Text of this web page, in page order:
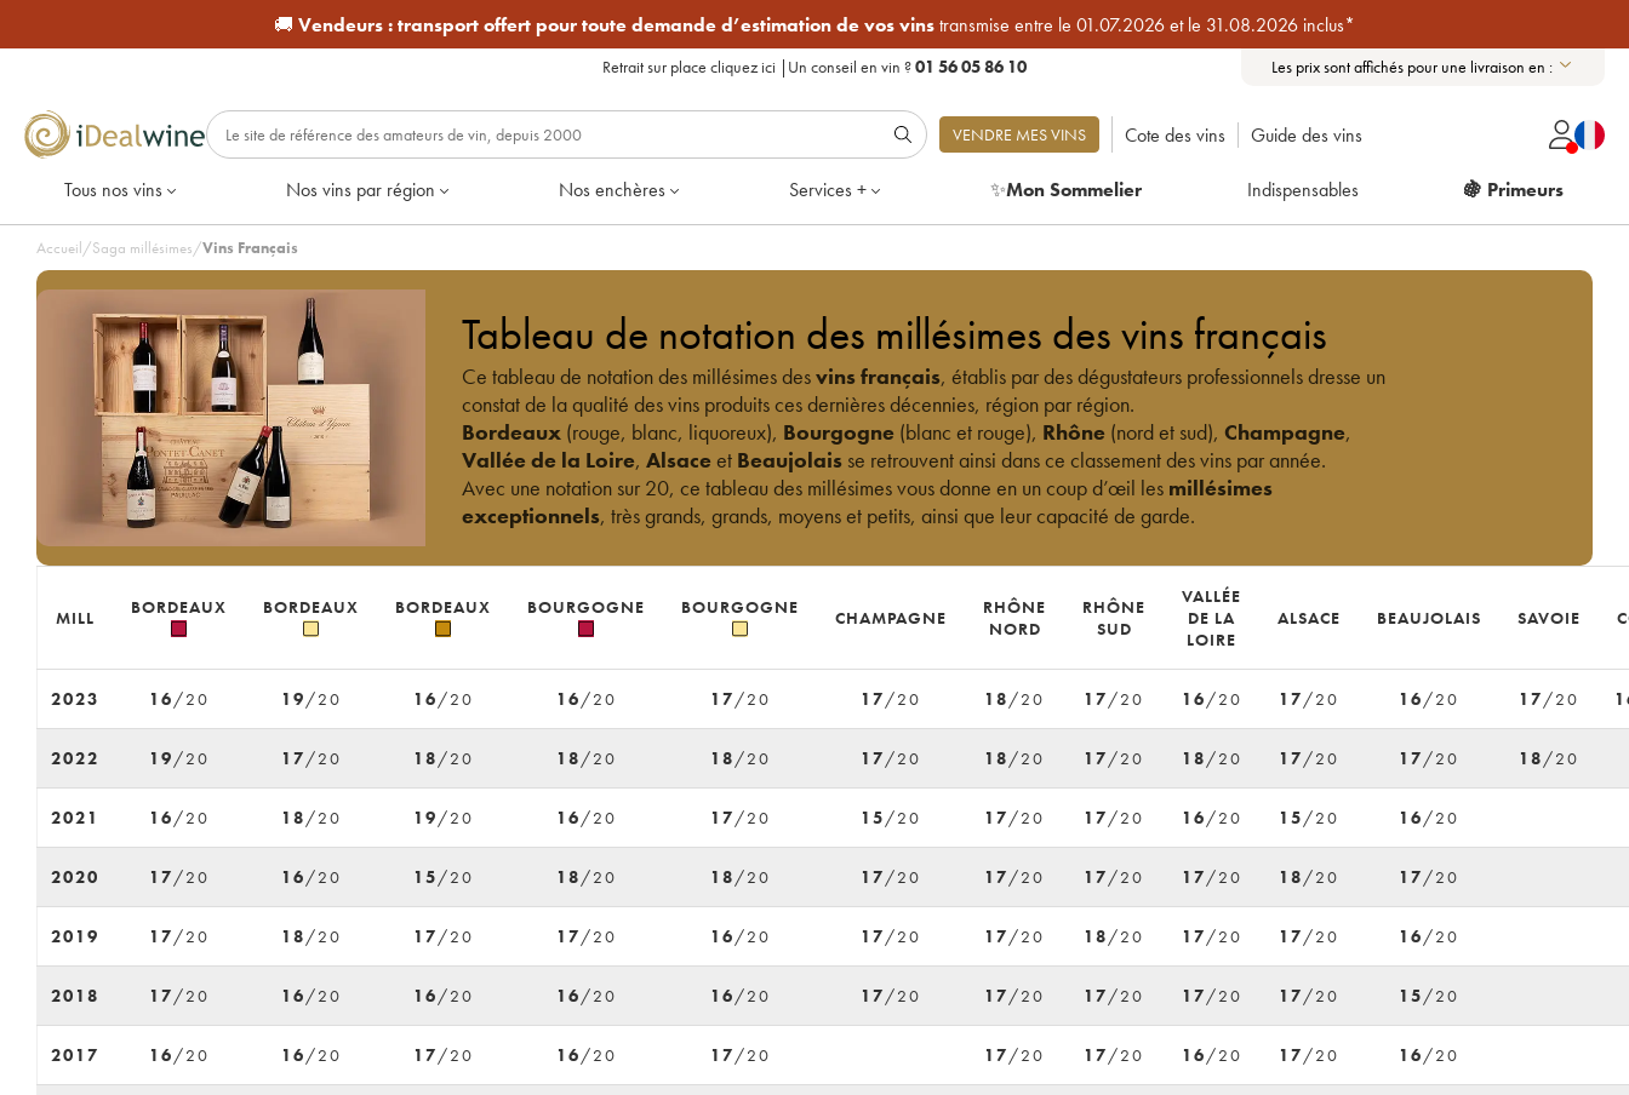
🚚 Vendeurs :transport offert pour toute demande d’estimation de vos vinstransmise entre le 01.07.2026 et le 31.08.2026 inclus*
Retrait sur place cliquez ici | Un conseil en vin ?01 56 05 86 10 Les prix sont affichés pour une livraison en :
VENDRE MES VINS Cote des vins Guide des vins
Tous nos vins Nos vins par région Nos enchères Services + ✨Mon Sommelier Indispensables 🍇 Primeurs
Accueil/Saga millésimes/Vins Français
Tableau de notation des millésimes des vins français
Ce tableau de notation des millésimes desvins français, établis par des dégustateurs professionnels dresse un
constat de la qualité des vins produits ces dernières décennies, région par région.
Bordeaux (rouge, blanc, liquoreux), Bourgogne (blanc et rouge), Rhône (nord et sud), Champagne,
Vallée de la Loire, Alsaceet Beaujolais se retrouvent ainsi dans ce classement des vins par année.
Avec une notation sur 20, ce tableau des millésimes vous donne en un coup d’œil les millésimes
exceptionnels, très grands, grands, moyens et petits, ainsi que leur capacité de garde.
MILL BORDEAUX BORDEAUX BORDEAUX BOURGOGNE BOURGOGNE CHAMPAGNE
RHÔNE
NORD
RHÔNE
SUD
VALLÉE
DE LA
LOIRE
ALSACE BEAUJOLAIS SAVOIE
2023 16/20 19/20 16/20 16/20 17/20 17/20 18/20 17/20 16/20 17/20 16/20 17/20
2022 19/20 17/20 18/20 18/20 18/20 17/20 18/20 17/20 18/20 17/20 17/20 18/20
2021 16/20 18/20 19/20 16/20 17/20 15/20 17/20 17/20 16/20 15/20 16/20
2020 17/20 16/20 15/20 18/20 18/20 17/20 17/20 17/20 17/20 18/20 17/20
2019 17/20 18/20 17/20 17/20 16/20 17/20 17/20 18/20 17/20 17/20 16/20
2018 17/20 16/20 16/20 16/20 16/20 17/20 17/20 17/20 17/20 17/20 15/20
2017 16/20 16/20 17/20 16/20 17/20 17/20 17/20 16/20 17/20 16/20